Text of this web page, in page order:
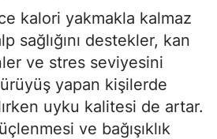
kalori yakmakla kalmaz
sağlığını destekler, kan
ve stres seviyesini
yapan kişilerde
uyku kalitesi de artar.
ve bağışıklık